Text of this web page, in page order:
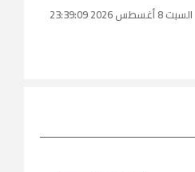
السبت 8 أغسطس 2026 23:39:09